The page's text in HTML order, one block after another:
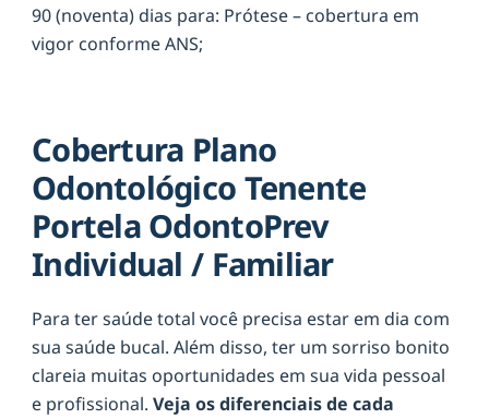
90 (noventa) dias para: Prótese – cobertura em
vigor conforme ANS;
Cobertura Plano
Odontológico Tenente
Portela OdontoPrev
Individual / Familiar
Para ter saúde total você precisa estar em dia com
sua saúde bucal. Além disso, ter um sorriso bonito
clareia muitas oportunidades em sua vida pessoal
e profissional. Veja os diferenciais de cada